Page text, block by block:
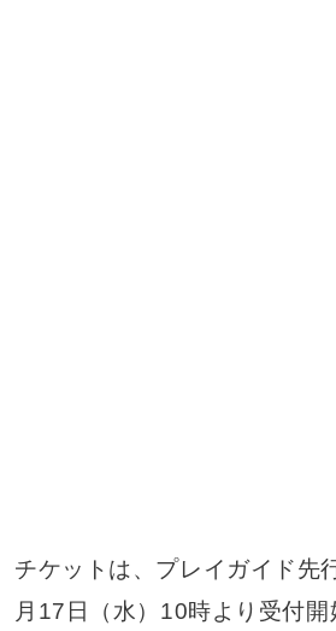
チケットは、プレイガイド先
月17日（水）10時より受付開